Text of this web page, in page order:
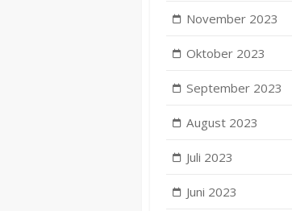
November 2023
Oktober 2023
September 2023
August 2023
Juli 2023
Juni 2023